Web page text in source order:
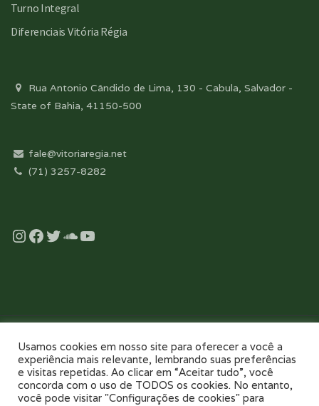
Turno Integral
Diferenciais Vitória Régia
Rua Antonio Cândido de Lima, 130 - Cabula, Salvador -
State of Bahia, 41150-500
fale@vitoriaregia.net
(71) 3257-8282
Instagram
Facebook
Twitter
Soundcloud
YouTube
Desenvolvido com essência pela:
Usamos cookies em nosso site para oferecer a você a
experiência mais relevante, lembrando suas preferências
e visitas repetidas. Ao clicar em “Aceitar tudo”, você
concorda com o uso de TODOS os cookies. No entanto,
você pode visitar "Configurações de cookies" para